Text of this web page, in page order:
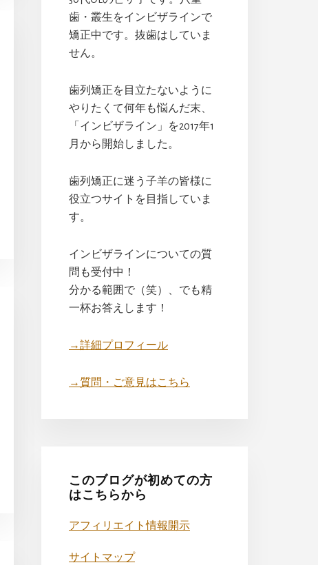
歯・叢生をインビザラインで
矯正中です。抜歯はしていま
せん。
歯列矯正を目立たないように
やりたくて何年も悩んだ末、
「インビザライン」を2017年1
月から開始しました。
歯列矯正に迷う子羊の皆様に
役立つサイトを目指していま
す。
インビザラインについての質
問も受付中！
分かる範囲で（笑）、でも精
一杯お答えします！
→詳細プロフィール
→質問・ご意見はこちら
このブログが初めての方
はこちらから
アフィリエイト情報開示
サイトマップ